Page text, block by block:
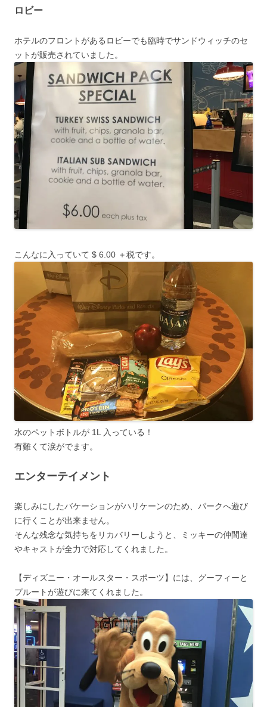
ロビー
ホテルのフロントがあるロビーでも臨時でサンドウィッチのセ
ットが販売されていました。
こんなに入っていて $ 6.00 ＋税です。
水のペットボトルが 1L 入っている！
有難くて涙がでます。
エンターテイメント
楽しみにしたバケーションがハリケーンのため、パークへ遊び
に行くことが出来ません。
そんな残念な気持ちをリカバリーしようと、ミッキーの仲間達
やキャストが全力で対応してくれました。
【ディズニー・オールスター・スポーツ】には、グーフィーと
プルートが遊びに来てくれました。